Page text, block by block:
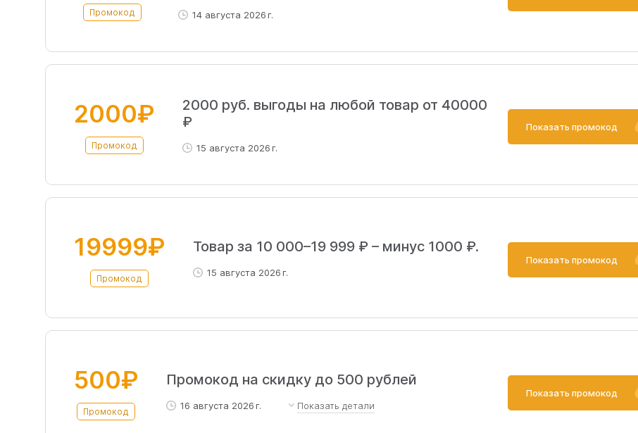
Промокод 14 августа 2026 г.
2000₽
Промокод
2000 руб. выгоды на любой товар от 40000
₽
15 августа 2026 г.
Показать промокод
19999₽
Промокод
Товар за 10 000–19 999 ₽ – минус 1000 ₽.
15 августа 2026 г.
Показать промокод
500₽
Промокод
Промокод на скидку до 500 рублей
16 августа 2026 г. Показать детали
Показать промокод